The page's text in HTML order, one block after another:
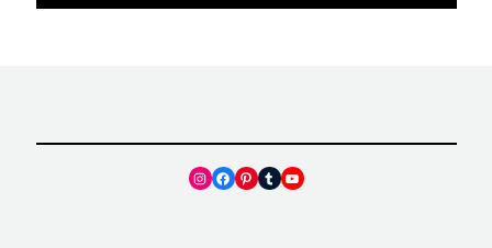
Instagram
Facebook
Pinterest
TumblrYouTube